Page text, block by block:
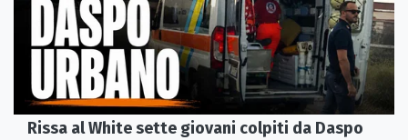
Rissa al White sette giovani colpiti da Daspo